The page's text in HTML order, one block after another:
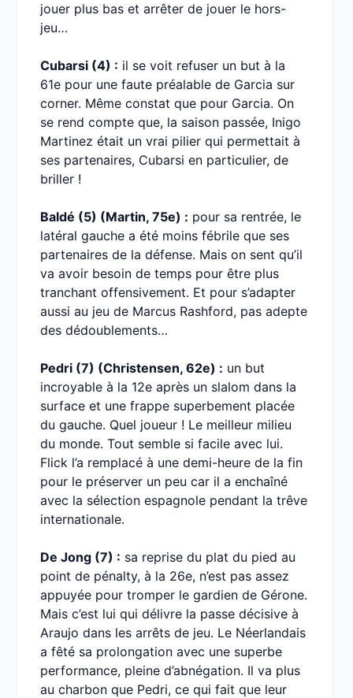
jouer plus bas et arrêter de jouer le hors-
jeu…
Cubarsi (4) : il se voit refuser un but à la
61e pour une faute préalable de Garcia sur
corner. Même constat que pour Garcia. On
se rend compte que, la saison passée, Inigo
Martinez était un vrai pilier qui permettait à
ses partenaires, Cubarsi en particulier, de
briller !
Baldé (5) (Martin, 75e) : pour sa rentrée, le
latéral gauche a été moins fébrile que ses
partenaires de la défense. Mais on sent qu’il
va avoir besoin de temps pour être plus
tranchant offensivement. Et pour s’adapter
aussi au jeu de Marcus Rashford, pas adepte
des dédoublements…
Pedri (7) (Christensen, 62e) : un but
incroyable à la 12e après un slalom dans la
surface et une frappe superbement placée
du gauche. Quel joueur ! Le meilleur milieu
du monde. Tout semble si facile avec lui.
Flick l’a remplacé à une demi-heure de la fin
pour le préserver un peu car il a enchaîné
avec la sélection espagnole pendant la trêve
internationale.
De Jong (7) : sa reprise du plat du pied au
point de pénalty, à la 26e, n’est pas assez
appuyée pour tromper le gardien de Gérone.
Mais c’est lui qui délivre la passe décisive à
Araujo dans les arrêts de jeu. Le Néerlandais
a fêté sa prolongation avec une superbe
performance, pleine d’abnégation. Il va plus
au charbon que Pedri, ce qui fait que leur